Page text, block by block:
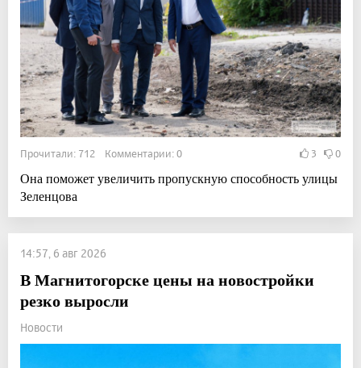
Прочитали: 712 Комментарии: 0 3 0
Она поможет увеличить пропускную способность улицы
Зеленцова
14:57, 6 авг 2026
В Магнитогорске цены на новостройки
резко выросли
Новости